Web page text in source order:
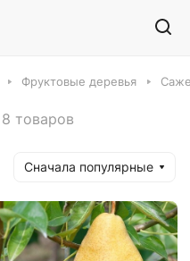
Фруктовые деревья
8 товаров
Сначала популярные